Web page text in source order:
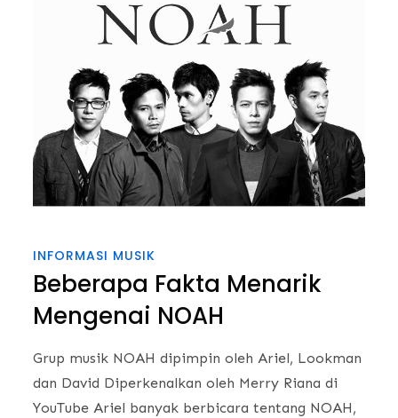
INFORMASI MUSIK
Beberapa Fakta Menarik
Mengenai NOAH
Grup musik NOAH dipimpin oleh Ariel, Lookman
dan David Diperkenalkan oleh Merry Riana di
YouTube Ariel banyak berbicara tentang NOAH,